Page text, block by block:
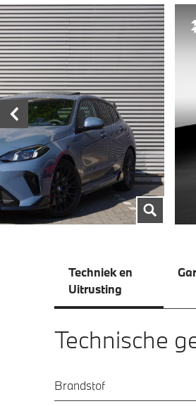
Techniek en
Uitrusting
Technische
Brandstof